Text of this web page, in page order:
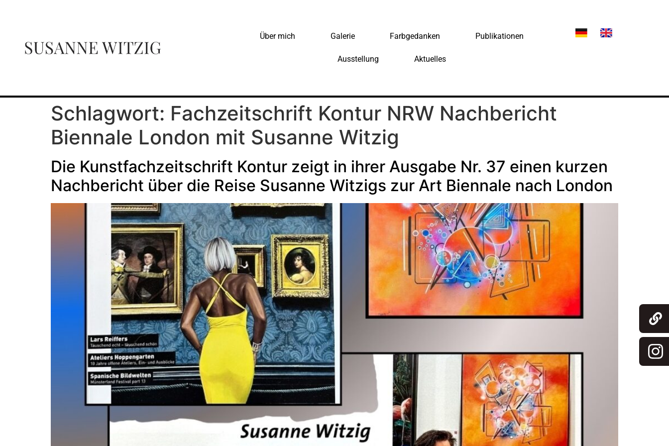
Über mich Galerie Farbgedanken Publikationen
Ausstellung Aktuelles
Schlagwort: Fachzeitschrift Kontur NRW Nachbericht
Biennale London mit Susanne Witzig
Die Kunstfachzeitschrift Kontur zeigt in ihrer Ausgabe Nr. 37 einen kurzen
Nachbericht über die Reise Susanne Witzigs zur Art Biennale nach London